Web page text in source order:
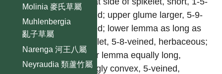
Molinia 麥氏草屬
Muhlenbergia
亂子草屬
Narenga 河王八屬
Neyraudia 類蘆竹屬
veined; upper glume larger, 5-9-
veined; lower lemma as long as
spikelet, 5-8-veined, herbaceous;
upper lemma equally long,
strongly convex, 5-veined,